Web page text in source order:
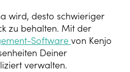
wird, desto schwieriger
zu behalten. Mit der
Software von Kenjo
Deiner
verwalten.